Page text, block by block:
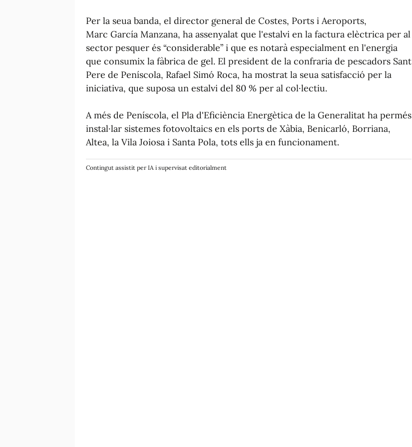
Per la seua banda, el director general de Costes, Ports i Aeroports,
Marc García Manzana, ha assenyalat que l'estalvi en la factura elèctrica per al
sector pesquer és “considerable” i que es notarà especialment en l'energia
que consumix la fàbrica de gel. El president de la confraria de pescadors Sant
Pere de Peníscola, Rafael Simó Roca, ha mostrat la seua satisfacció per la
iniciativa, que suposa un estalvi del 80 % per al col·lectiu.
A més de Peníscola, el Pla d'Eficiència Energètica de la Generalitat ha permés
instal·lar sistemes fotovoltaics en els ports de Xàbia, Benicarló, Borriana,
Altea, la Vila Joiosa i Santa Pola, tots ells ja en funcionament.
Contingut assistit per IA i supervisat editorialment